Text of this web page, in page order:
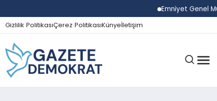
Emniyet Genel
Gizlilik PolitikasıÇerez PolitikasıKünyeİletişim